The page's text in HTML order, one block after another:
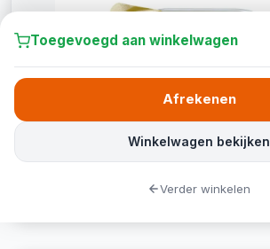
Toegevoegd aan winkelwagen
Winkelwagen bekijken
Afrekenen
Verder winkelen